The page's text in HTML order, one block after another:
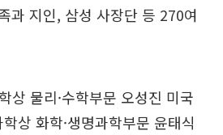
과 지인, 삼성 사장단 등 270여
상 물리·수학부문 오성진 미국
상 화학·생명과학부문 윤태식